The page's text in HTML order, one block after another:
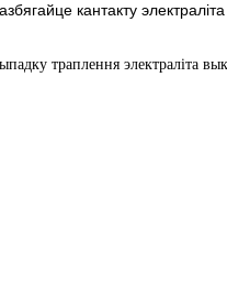
кантакту
траплення электраліта